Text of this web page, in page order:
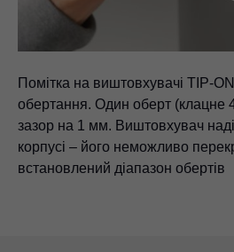
Помітка на виштовхувачі TIP-
обертання. Один оберт (клацне
зазор на 1 мм. Виштовхувач
корпусі – його неможливо
встановлений діапазон обертів